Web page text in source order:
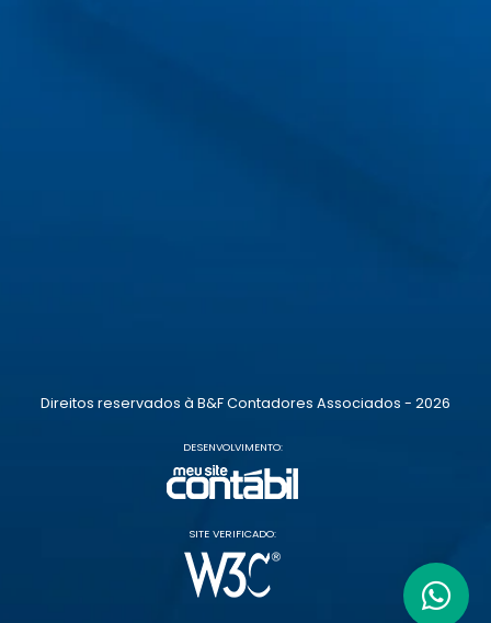
Direitos reservados à B&F Contadores Associados - 2026
DESENVOLVIMENTO:
SITE VERIFICADO: